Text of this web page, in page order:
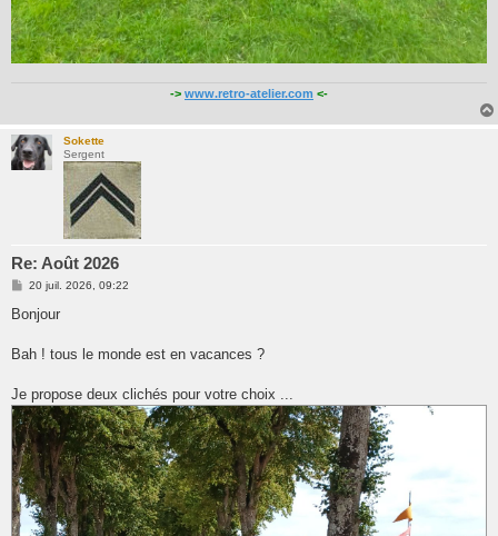
-> www.retro-atelier.com <-
Sokette
Sergent
Re: Août 2026
M
s
g
20 juil. 2026, 09:22
Bonjour
Bah ! tous le monde est en vacances ?
Je propose deux clichés pour votre choix ...